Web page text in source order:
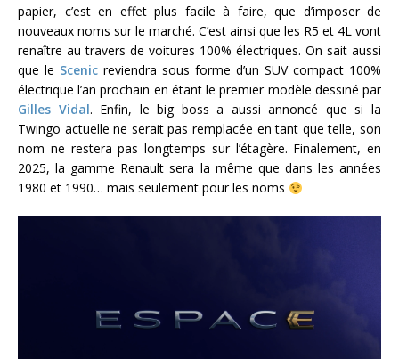
papier, c’est en effet plus facile à faire, que d’imposer de
nouveaux noms sur le marché. C’est ainsi que les R5 et 4L vont
renaître au travers de voitures 100% électriques. On sait aussi
que le Scenic reviendra sous forme d’un SUV compact 100%
électrique l’an prochain en étant le premier modèle dessiné par
Gilles Vidal. Enfin, le big boss a aussi annoncé que si la
Twingo actuelle ne serait pas remplacée en tant que telle, son
nom ne restera pas longtemps sur l’étagère. Finalement, en
2025, la gamme Renault sera la même que dans les années
1980 et 1990… mais seulement pour les noms